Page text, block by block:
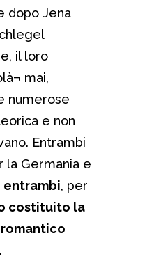
dopo Jena
il loro
mai,
numerose
e non
Entrambi
la Germania e
entrambi, per
costituito la
.